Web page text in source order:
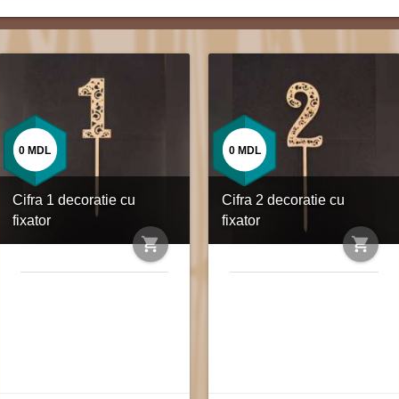
Cifra 1 decoratie cu
fixator
shopping_cart
0 MDL
Cifra 2 decoratie cu
fixator
shopping_cart
0 MDL